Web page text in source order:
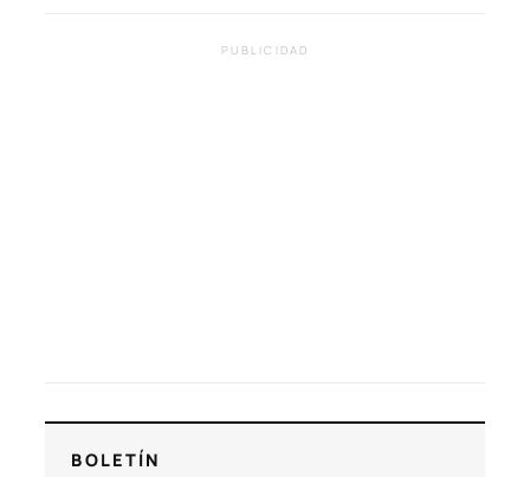
PUBLICIDAD
BOLETÍN